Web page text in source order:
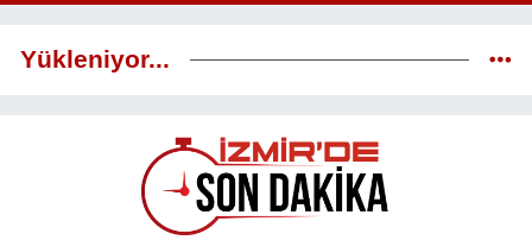
Yükleniyor...